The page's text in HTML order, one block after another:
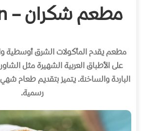
مطعم شكران –
مطعم يقدم المأكولات الشرق أوسطية
على الأطباق العربية الشهيرة مثل
الباردة والساخنة.يتميز بتقديم طعام
رسمية.